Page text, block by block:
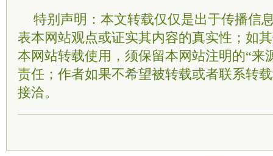
特别声明：本文转载仅仅是出于传播信
表本网站观点或证实其内容的真实性；如
本网站转载使用，须保留本网站注明的“来
责任；作者如果不希望被转载或者联系转
接洽。